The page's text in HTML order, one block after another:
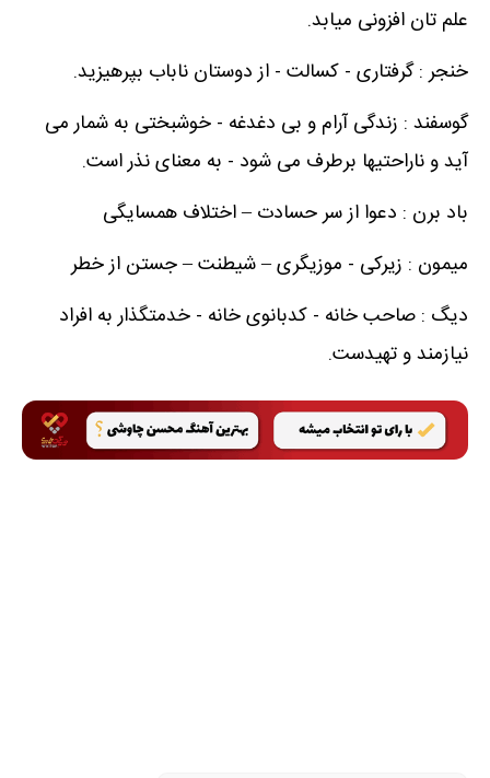
علم تان افزونی میابد.
خنجر : گرفتاری - کسالت - از دوستان ناباب بپرهیزید.
گوسفند : زندگی آرام و بی دغدغه - خوشبختی به شمار می
آید و ناراحتیها برطرف می شود - به معنای نذر است.
باد برن : دعوا از سر حسادت – اختلاف همسایگی
میمون : زیرکی - موزیگری – شیطنت – جستن از خطر
دیگ : صاحب خانه - کدبانوی خانه - خدمتگذار به افراد
نیازمند و تهیدست.